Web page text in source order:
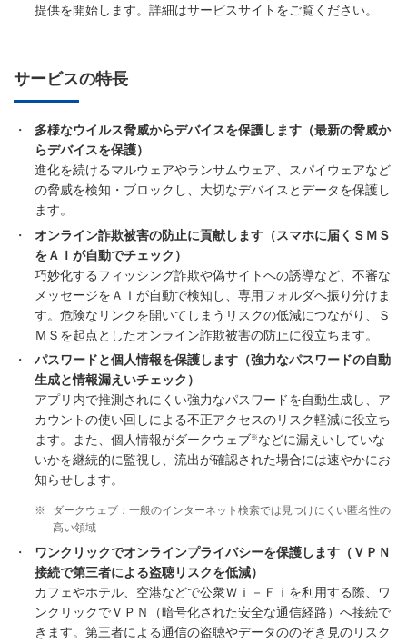
提供を開始します。詳細はサービスサイトをご覧ください。
サービスの特長
・
多様なウイルス脅威からデバイスを保護します（最新の脅威か
らデバイスを保護）
進化を続けるマルウェアやランサムウェア、スパイウェアなど
の脅威を検知・ブロックし、大切なデバイスとデータを保護し
ます。
・
オンライン詐欺被害の防止に貢献します（スマホに届くＳＭＳ
をＡＩが自動でチェック）
巧妙化するフィッシング詐欺や偽サイトへの誘導など、不審な
メッセージをＡＩが自動で検知し、専用フォルダへ振り分けま
す。危険なリンクを開いてしまうリスクの低減につながり、Ｓ
ＭＳを起点としたオンライン詐欺被害の防止に役立ちます。
・
パスワードと個人情報を保護します（強力なパスワードの自動
生成と情報漏えいチェック）
アプリ内で推測されにくい強力なパスワードを自動生成し、ア
カウントの使い回しによる不正アクセスのリスク軽減に役立ち
ます。また、個人情報がダークウェブ※ などに漏えいしていな
いかを継続的に監視し、流出が確認された場合には速やかにお
知らせします。
※
ダークウェブ：一般のインターネット検索では見つけにくい匿名性の
高い領域
・
ワンクリックでオンラインプライバシーを保護します（ＶＰＮ
接続で第三者による盗聴リスクを低減）
カフェやホテル、空港などで公衆Ｗｉ－Ｆｉを利用する際、ワ
ンクリックでＶＰＮ（暗号化された安全な通信経路）へ接続で
きます。第三者による通信の盗聴やデータののぞき見のリスク